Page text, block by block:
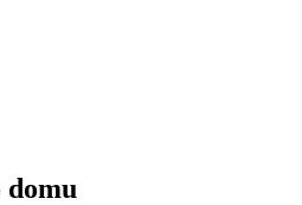
domu